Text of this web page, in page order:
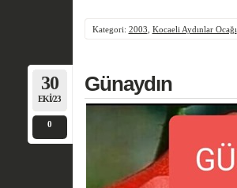
Kategori: 2003 Kocaeli Aydınlar Ocağı
30
EKI/23
0
Günaydın